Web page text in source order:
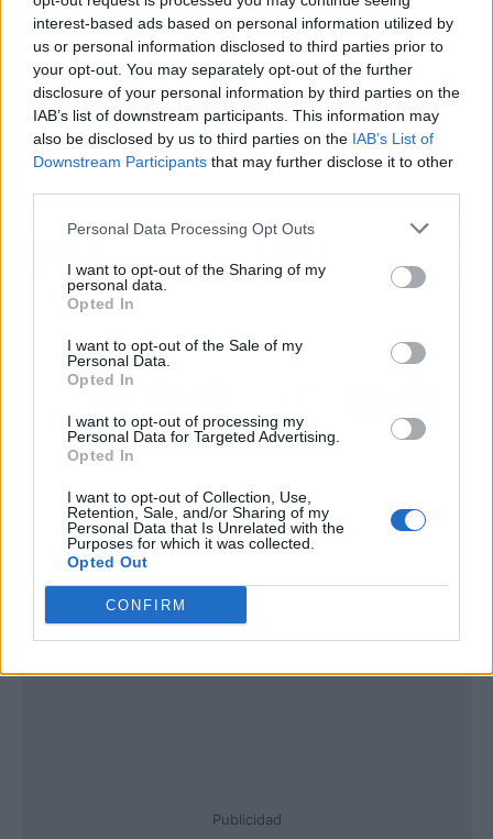
interest-based ads based on personal information utilized by
us or personal information disclosed to third parties prior to
your opt-out. You may separately opt-out of the further
disclosure of your personal information by third parties on the
IAB’s list of downstream participants. This information may
also be disclosed by us to third parties on the IAB’s List of
Downstream Participants that may further disclose it to other
Personal Data Processing Opt Outs
I want to opt-out of the Sharing of my
personal data.
Opted In
I want to opt-out of the Sale of my
Personal Data.
Opted In
I want to opt-out of processing my
Personal Data for Targeted Advertising.
Opted In
I want to opt-out of Collection, Use,
Retention, Sale, and/or Sharing of my
Personal Data that Is Unrelated with the
Purposes for which it was collected.
Opted Out
CONFIRM
Stellantis quiere atender la creciente demanda
de clientes en sus unidades de negocio.
Agregaron que sus ofertas de apertura
comenzaron el pasado 1 de noviembre y
estarán vigentes hasta el 31 de diciembre del
presente año.
Artículo anterior
hacen las personas
antes de comprar una
Artículo siguiente
2024, prepararse para el
Publicidad